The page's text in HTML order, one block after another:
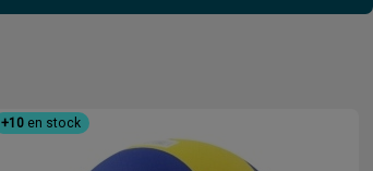
+10en stock